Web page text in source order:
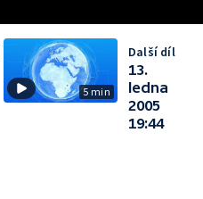
5 min
Další díl
13.
ledna
2005
19:44